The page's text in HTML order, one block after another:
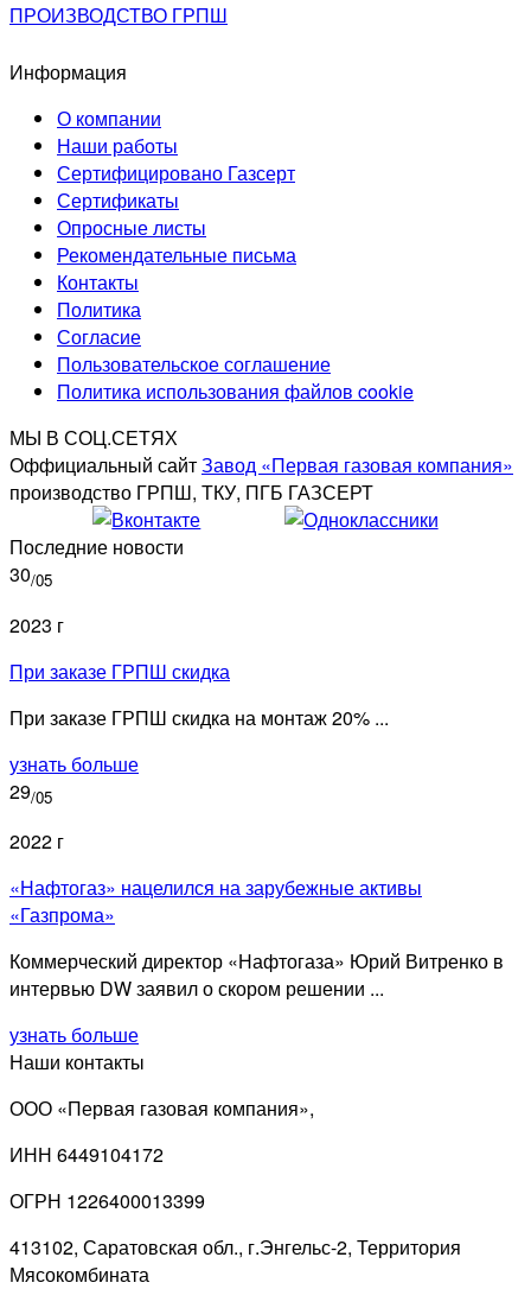
ПРОИЗВОДСТВО ГРПШ
Информация
О компании
Наши работы
Сертифицировано Газсерт
Сертификаты
Опросные листы
Рекомендательные письма
Контакты
Политика
Согласие
Пользовательское соглашение
Политика использования файлов cookie
МЫ В СОЦ.СЕТЯХ
Оффициальный сайтЗавод «Первая газовая компания»
производство ГРПШ, ТКУ, ПГБ ГАЗСЕРТ
Последние новости
30/05
2023 г
При заказе ГРПШ скидка
При заказе ГРПШ скидка на монтаж 20% ...
узнать больше
29/05
2022 г
«Нафтогаз» нацелился на зарубежные активы
«Газпрома»
Коммерческий директор «Нафтогаза» Юрий Витренко в
интервью DW заявил о скором решении ...
узнать больше
Наши контакты
ООО «Первая газовая компания»,
ИНН 6449104172
ОГРН 1226400013399
413102, Саратовская обл., г.Энгельс-2, Территория
Мясокомбината